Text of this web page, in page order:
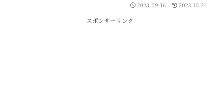
2023.09.16 2023.10.24
スポンサーリンク